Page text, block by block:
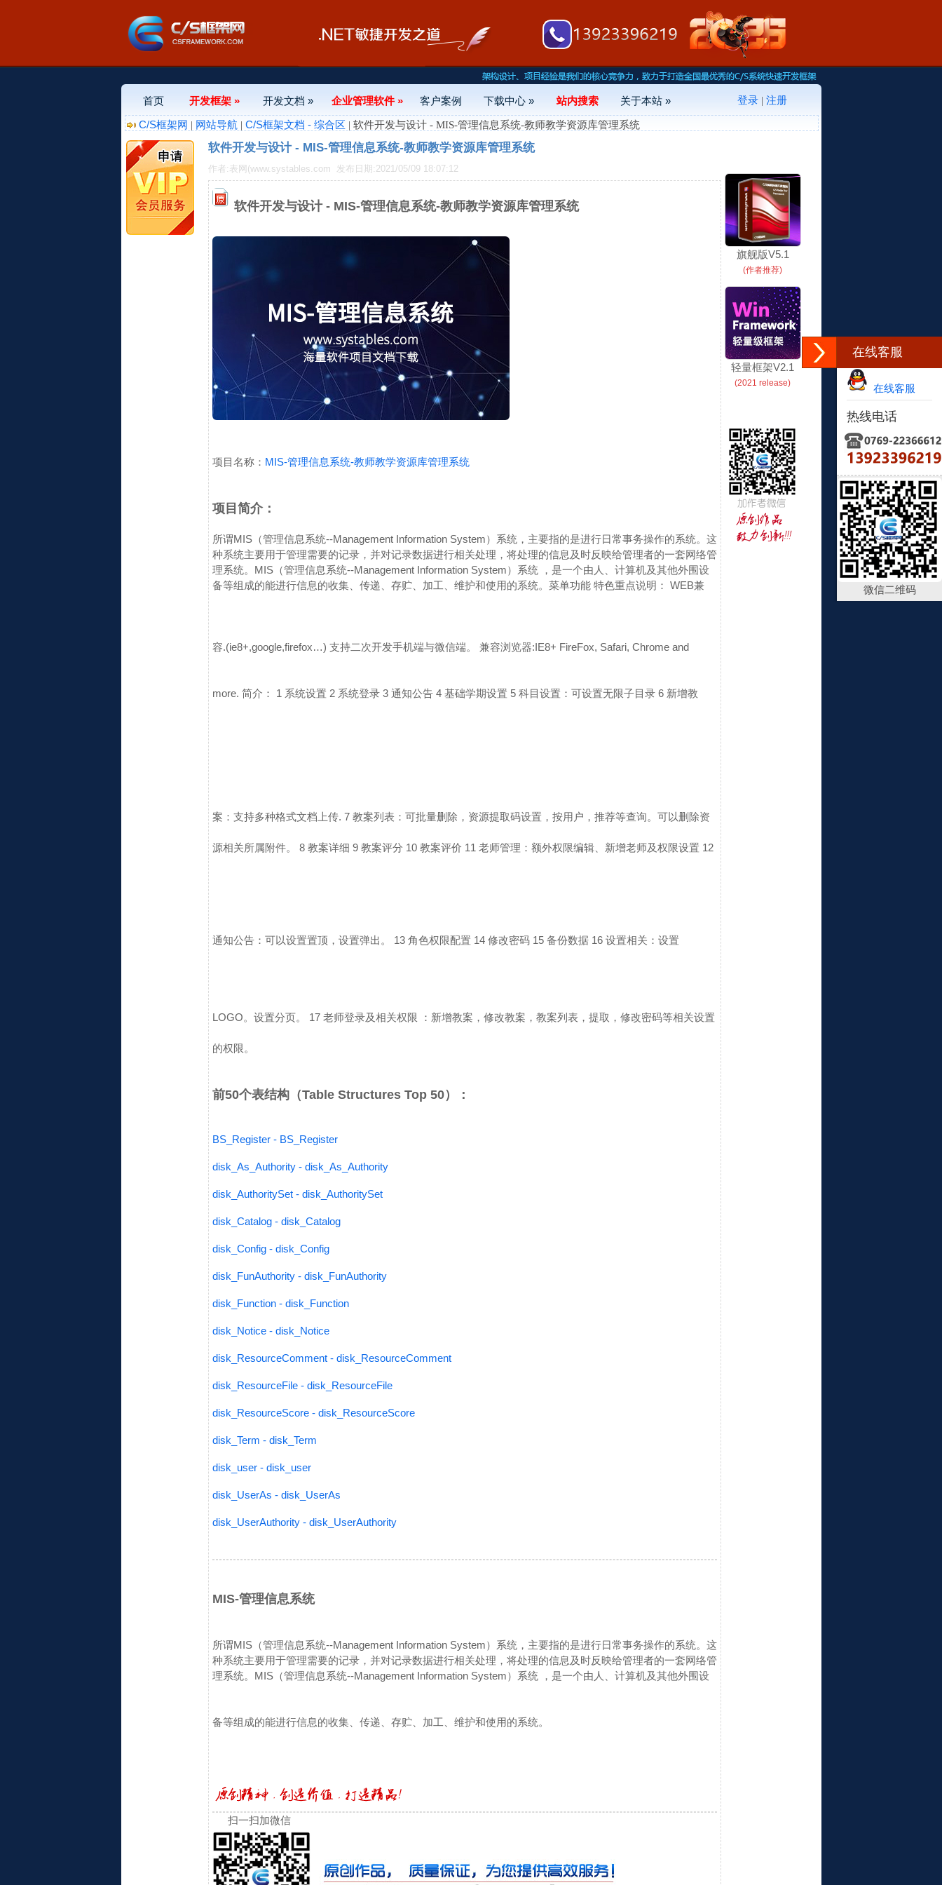
在线客服
在线客服
热线电话
微信二维码
首页 开发框架 » 开发文档 » 企业管理软件 » 客户案例 下载中心 » 站内搜索 关于本站 » 登录| 注册
C/S框架网 | 网站导航 | C/S框架文档 - 综合区 | 软件开发与设计 - MIS-管理信息系统-教师教学资源库管理系统
软件开发与设计 - MIS-管理信息系统-教师教学资源库管理系统
作者:表网(www.systables.com 发布日期:2021/05/09 18:07:12
软件开发与设计 - MIS-管理信息系统-教师教学资源库管理系统
项目名称： MIS-管理信息系统-教师教学资源库管理系统
项目简介：
所谓MIS（管理信息系统--Management Information System）系统，主要指的是进行日常事务操作的系统。这
种系统主要用于管理需要的记录，并对记录数据进行相关处理，将处理的信息及时反映给管理者的一套网络管
理系统。MIS（管理信息系统--Management Information System）系统 ，是一个由人、计算机及其他外围设
备等组成的能进行信息的收集、传递、存贮、加工、维护和使用的系统。 菜单功能特色重点说明： WEB兼
容.(ie8+,google,firefox…) 支持二次开发手机端与微信端。 兼容浏览器:IE8+ FireFox, Safari, Chrome and
more. 简介： 1 系统设置 2 系统登录3 通知公告4 基础学期设置 5 科目设置：可设置无限子目录6 新增教
案：支持多种格式文档上传. 7 教案列表：可批量删除，资源提取码设置，按用户，推荐等查询。可以删除资
源相关所属附件。 8 教案详细 9 教案评分 10 教案评价 11 老师管理：额外权限编辑、新增老师及权限设置 12
通知公告：可以设置置顶，设置弹出。 13 角色权限配置 14 修改密码15 备份数据16 设置相关：设置
LOGO。设置分页。 17 老师登录及相关权限 ：新增教案，修改教案，教案列表，提取，修改密码等相关设置
的权限。
前50个表结构（Table Structures Top 50）：
BS_Register - BS_Register
disk_As_Authority - disk_As_Authority
disk_AuthoritySet - disk_AuthoritySet
disk_Catalog - disk_Catalog
disk_Config - disk_Config
disk_FunAuthority - disk_FunAuthority
disk_Function - disk_Function
disk_Notice - disk_Notice
disk_ResourceComment - disk_ResourceComment
disk_ResourceFile - disk_ResourceFile
disk_ResourceScore - disk_ResourceScore
disk_Term - disk_Term
disk_user - disk_user
disk_UserAs - disk_UserAs
disk_UserAuthority - disk_UserAuthority
MIS-管理信息系统
所谓MIS（管理信息系统--Management Information System）系统，主要指的是进行日常事务操作的系统。这
种系统主要用于管理需要的记录，并对记录数据进行相关处理，将处理的信息及时反映给管理者的一套网络管
理系统。 MIS（管理信息系统--Management Information System）系统 ，是一个由人、计算机及其他外围设
备等组成的能进行信息的收集、传递、存贮、加工、维护和使用的系统。
扫一扫加微信
旗舰版V5.1
(作者推荐)
轻量框架V2.1
(2021 release)